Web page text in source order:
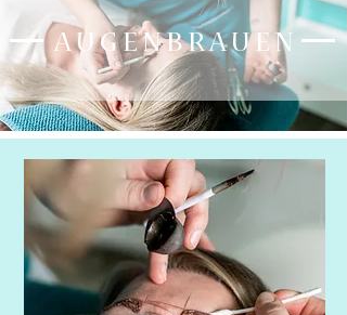
A U G E N B R A U E N